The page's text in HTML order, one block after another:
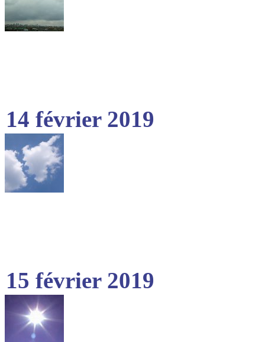
14 février 2019
15 février 2019